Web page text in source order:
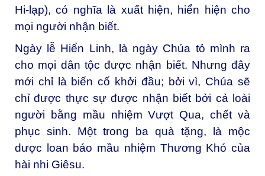
Hi-lạp), có nghĩa là xuất hiện, hiển hiện cho
mọi người nhận biết.
Ngày lễ Hiển Linh, là ngày Chúa tỏ mình ra
cho mọi dân tộc được nhận biết. Nhưng đây
mới chỉ là biến cố khởi đầu; bởi vì, Chúa sẽ
chỉ được thực sự được nhận biết bởi cả loài
người bằng mầu nhiệm Vượt Qua, chết và
phục sinh. Một trong ba quà tặng, là mộc
dược loan báo mầu nhiệm Thương Khó của
hài nhi Giêsu.